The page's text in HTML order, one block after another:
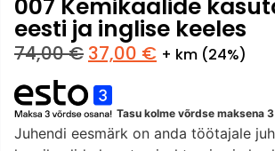
007 Kemikaalide
eesti ja inglise keeles
74,00€ 37,00 € + km (24%)
Tasu kolme võrdse maksena
Juhendi eesmärk on anda töötajale